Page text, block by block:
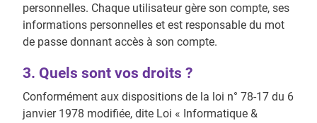
personnelles. Chaque utilisateur gère son compte, ses
informations personnelles et est responsable du mot
de passe donnant accès à son compte.
3. Quels sont vos droits ?
Conformément aux dispositions de la loi n° 78-17 du 6
janvier 1978 modifiée, dite Loi « Informatique &